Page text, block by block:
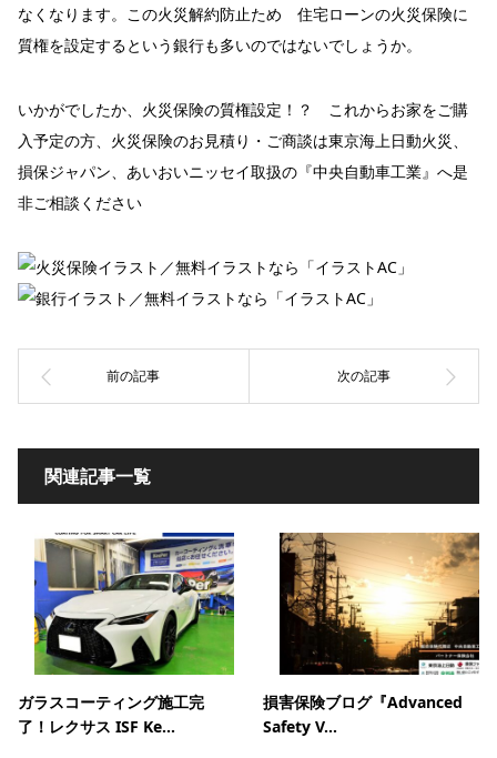
なくなります。この火災解約防止ため 住宅ローンの火災保険に
質権を設定するという銀行も多いのではないでしょうか。
いかがでしたか、火災保険の質権設定！？ これからお家をご購
入予定の方、火災保険のお見積り・ご商談は東京海上日動火災、
損保ジャパン、あいおいニッセイ取扱の『中央自動車工業』へ是
非ご相談ください
関連記事一覧
ガラスコーティング施工完
了！レクサス ISF Ke...
損害保険ブログ『Advanced
Safety V...